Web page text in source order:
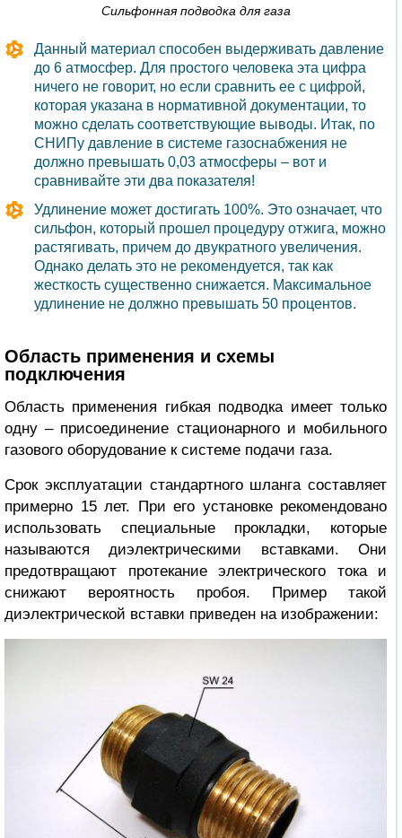
Сильфонная подводка для газа
Данный материал способен выдерживать давление
до 6 атмосфер. Для простого человека эта цифра
ничего не говорит, но если сравнить ее с цифрой,
которая указана в нормативной документации, то
можно сделать соответствующие выводы. Итак, по
СНИПу давление в системе газоснабжения не
должно превышать 0,03 атмосферы – вот и
сравнивайте эти два показателя!
Удлинение может достигать 100%. Это означает, что
сильфон, который прошел процедуру отжига, можно
растягивать, причем до двукратного увеличения.
Однако делать это не рекомендуется, так как
жесткость существенно снижается. Максимальное
удлинение не должно превышать 50 процентов.
Область применения и схемы
подключения
Область применения гибкая подводка имеет только
одну – присоединение стационарного и мобильного
газового оборудование к системе подачи газа.
Срок эксплуатации стандартного шланга составляет
примерно 15 лет. При его установке рекомендовано
использовать специальные прокладки, которые
называются диэлектрическими вставками. Они
предотвращают протекание электрического тока и
снижают вероятность пробоя. Пример такой
диэлектрической вставки приведен на изображении: